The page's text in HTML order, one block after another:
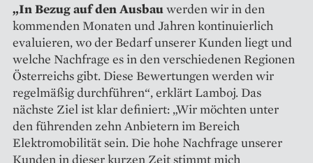
„In Bezug auf den Ausbau­werden wir in den
kommenden Monaten und Jahren kontinuierlich
evaluieren, wo der Bedarf unserer Kunden liegt und
welche Nachfrage es in den ver­schiedenen Regionen
Österreichs gibt. Diese Bewertungen werden wir
regelmäßig durchführen“, erklärt Lamboj. Das
nächste Ziel ist klar definiert: „Wir möchten unter
den führenden zehn Anbietern im Bereich
Elektromobilität sein. Die hohe Nachfrage unserer
Kunden in dieser kurzen Zeit stimmt mich